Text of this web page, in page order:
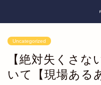
Uncategorized
【絶対失くさな
いて【現場ある